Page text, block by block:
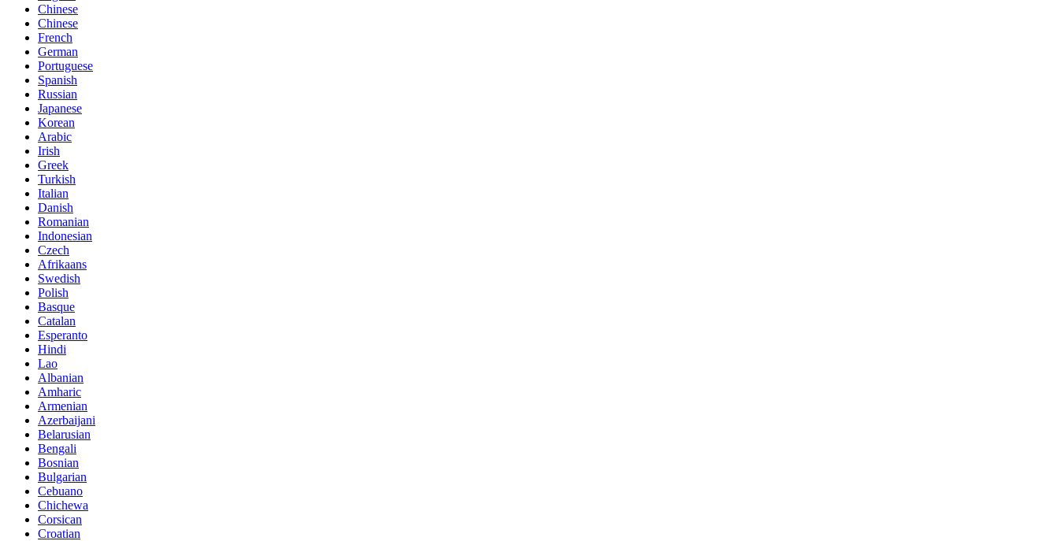
Chinese
Chinese
French
German
Portuguese
Spanish
Russian
Japanese
Korean
Arabic
Irish
Greek
Turkish
Italian
Danish
Romanian
Indonesian
Czech
Afrikaans
Swedish
Polish
Basque
Catalan
Esperanto
Hindi
Lao
Albanian
Amharic
Armenian
Azerbaijani
Belarusian
Bengali
Bosnian
Bulgarian
Cebuano
Chichewa
Corsican
Croatian